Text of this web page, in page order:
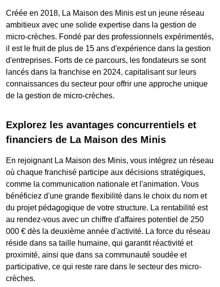
Créée en 2018, La Maison des Minis est un jeune réseau
ambitieux avec une solide expertise dans la gestion de
micro-crèches. Fondé par des professionnels expérimentés,
il est le fruit de plus de 15 ans d'expérience dans la gestion
d'entreprises. Forts de ce parcours, les fondateurs se sont
lancés dans la franchise en 2024, capitalisant sur leurs
connaissances du secteur pour offrir une approche unique
de la gestion de micro-crèches.
Explorez les avantages concurrentiels et
financiers de La Maison des Minis
En rejoignant La Maison des Minis, vous intégrez un réseau
où chaque franchisé participe aux décisions stratégiques,
comme la communication nationale et l'animation. Vous
bénéficiez d'une grande flexibilité dans le choix du nom et
du projet pédagogique de votre structure. La rentabilité est
au rendez-vous avec un chiffre d'affaires potentiel de 250
000 € dès la deuxième année d'activité. La force du réseau
réside dans sa taille humaine, qui garantit réactivité et
proximité, ainsi que dans sa communauté soudée et
participative, ce qui reste rare dans le secteur des micro-
crèches.